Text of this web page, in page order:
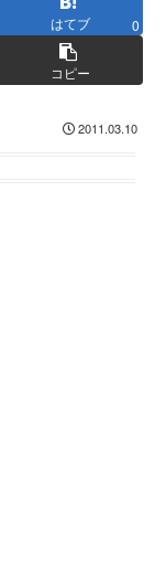
はてブ 0
コピー
2011.03.10